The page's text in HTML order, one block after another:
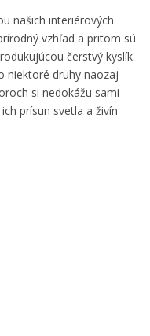
našich interiérových
vzhľad a pritom sú
čerstvý kyslík.
niektoré druhy naozaj
si nedokážu sami
prísun svetla a živín